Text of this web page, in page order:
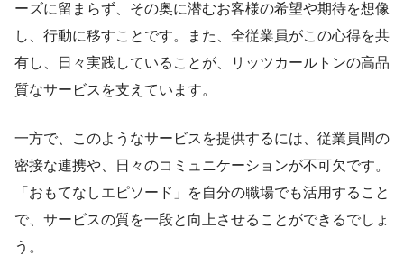
ーズに留まらず、その奥に潜むお客様の希望や期待を想像
し、行動に移すことです。また、全従業員がこの心得を共
有し、日々実践していることが、リッツカールトンの高品
質なサービスを支えています。
一方で、このようなサービスを提供するには、従業員間の
密接な連携や、日々のコミュニケーションが不可欠です。
「おもてなしエピソード」を自分の職場でも活用すること
で、サービスの質を一段と向上させることができるでしょ
う。